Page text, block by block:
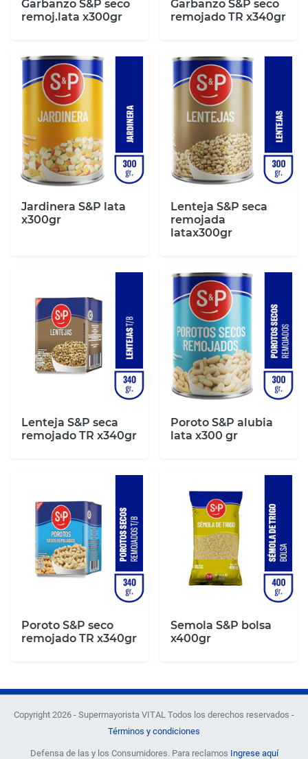
Garbanzo S&P seco
remoj.lata x300gr
Garbanzo S&P seco
remojado TR x340gr
Jardinera S&P lata
x300gr
Lenteja S&P seca
remojada
latax300gr
Lenteja S&P seca
remojado TR x340gr
Poroto S&P alubia
lata x300 gr
Poroto S&P seco
remojado TR x340gr
Semola S&P bolsa
x400gr
Copyright 2026 - Supermayorista VITAL Todos los derechos reservados -
Términos y condiciones
Defensa de las y los Consumidores. Para reclamos Ingrese aquí